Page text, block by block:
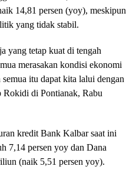
14,81 persen (yoy), meskipun
yang tidak stabil.
yang tetap kuat di tengah
merasakan kondisi ekonomi
itu dapat kita lalui dengan
Rokidi di Pontianak, Rabu
kredit Bank Kalbar saat ini
7,14 persen yoy dan Dana
(naik 5,51 persen yoy).